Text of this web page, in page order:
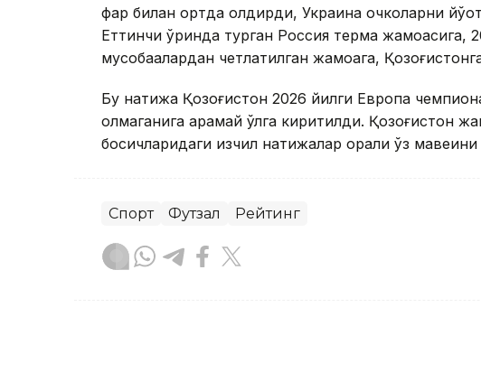
фарқ билан ортда қолдирди, Украина очколарни
Еттинчи ўринда турган Россия терма жамоасига,
мусобақалардан четлатилган жамоага,
Бу натижа Қозоғистон 2026 йилги Европа
олмаганига қарамай қўлга киритилди. Қозоғистон
босқичларидаги изчил натижалар орқали ўз
Спорт Футзал Рейтинг